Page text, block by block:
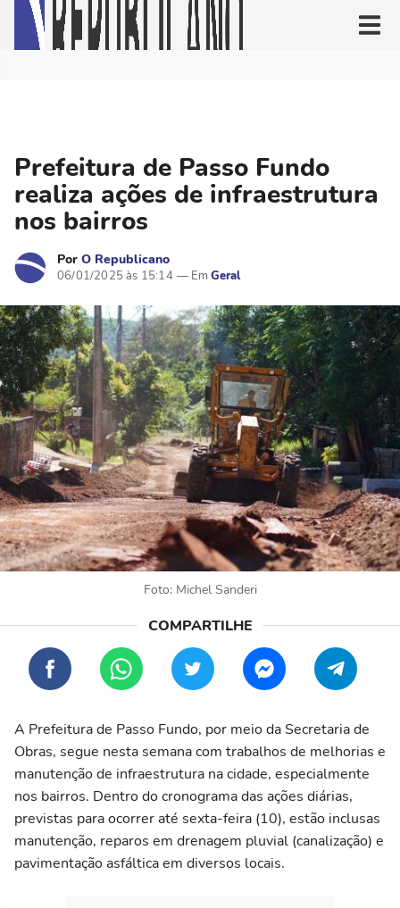
Prefeitura de Passo Fundo
realiza ações de infraestrutura
nos bairros
Por O Republicano
06/01/2025 às 15:14 Geral
Foto: Michel Sanderi
A Prefeitura de Passo Fundo, por meio da Secretaria de
Obras, segue nesta semana com trabalhos de melhorias e
manutenção de infraestrutura na cidade, especialmente
nos bairros. Dentro do cronograma das ações diárias,
previstas para ocorrer até sexta-feira (10), estão inclusas
manutenção, reparos em drenagem pluvial (canalização) e
pavimentação asfáltica em diversos locais.